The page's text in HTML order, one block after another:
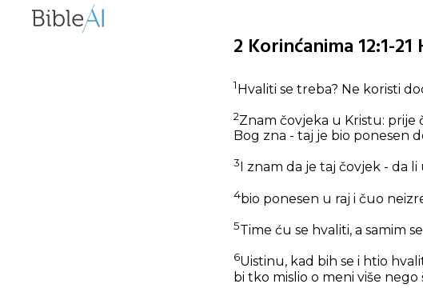
2 Korinćanima 12:1-
1Hvaliti se treba? Ne koristi
2Znam čovjeka u Kristu: prije
Bog zna - taj je bio ponesen
3 I znam da je taj čovjek - da
4bio ponesen u raj i čuo
5Time ću se hvaliti, a samim
6Uistinu, kad bih se i htio
bi tko mislio o meni više